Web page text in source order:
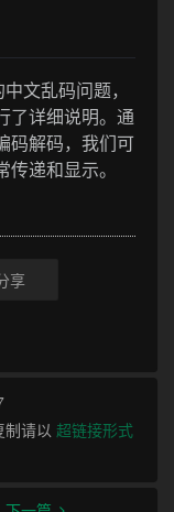
文乱码问题，
了详细说明。通
码解码，我们可
递和显示。
享
制请以 超链接形式